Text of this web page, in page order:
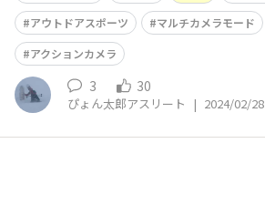
アウトドアスポーツ
マルチカメラモード
アクションカメラ
3 30
ぴょん太郎アスリート | 2024/02/28